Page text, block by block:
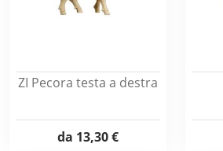
ZI Pecora testa a destra
da 13,30 €